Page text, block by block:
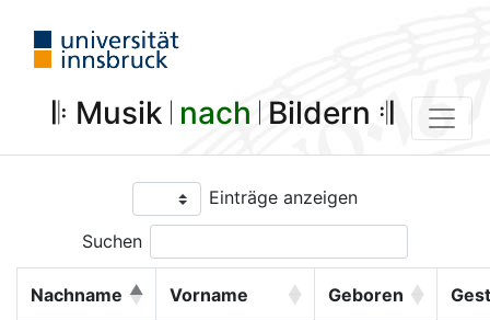
𝄆 Musik 𝄀 nach 𝄀 Bildern 𝄇
Einträge anzeigen
Suchen
Nachname Vorname Geboren